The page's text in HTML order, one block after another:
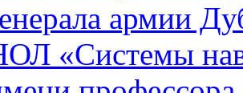
армии
«Системы